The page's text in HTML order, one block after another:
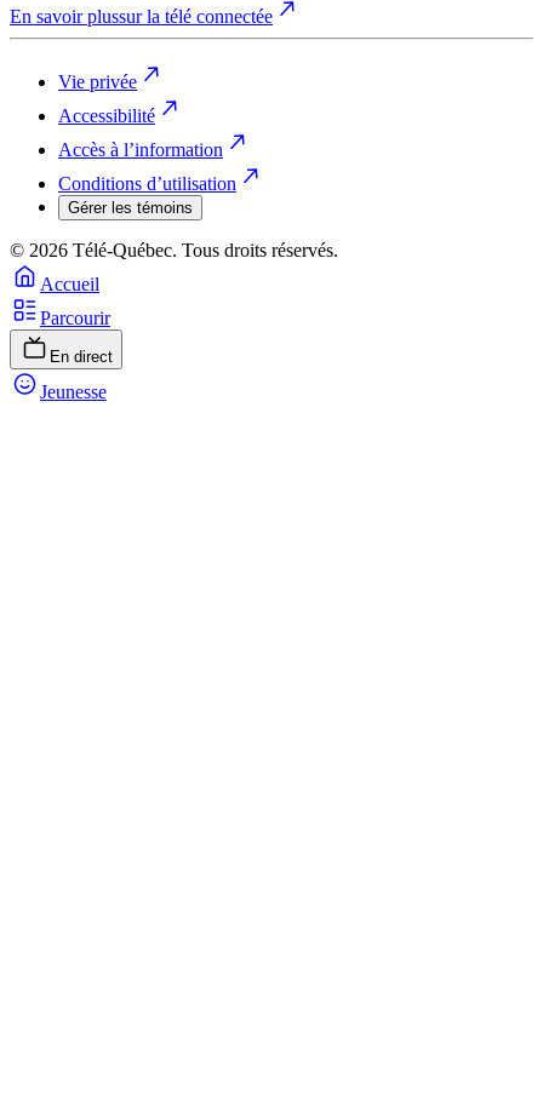
En savoir plussur la télé connectée
Vie privée
Accessibilité
Accès à l’information
Conditions d’utilisation
Gérer les témoins
© 2026 Télé-Québec. Tous droits réservés.
Accueil
Parcourir
En direct
Jeunesse